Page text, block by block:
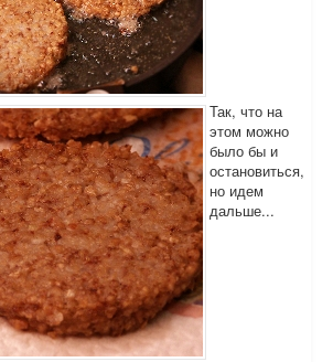
Так, что на
этом можно
было бы и
остановиться,
но идем
дальше...